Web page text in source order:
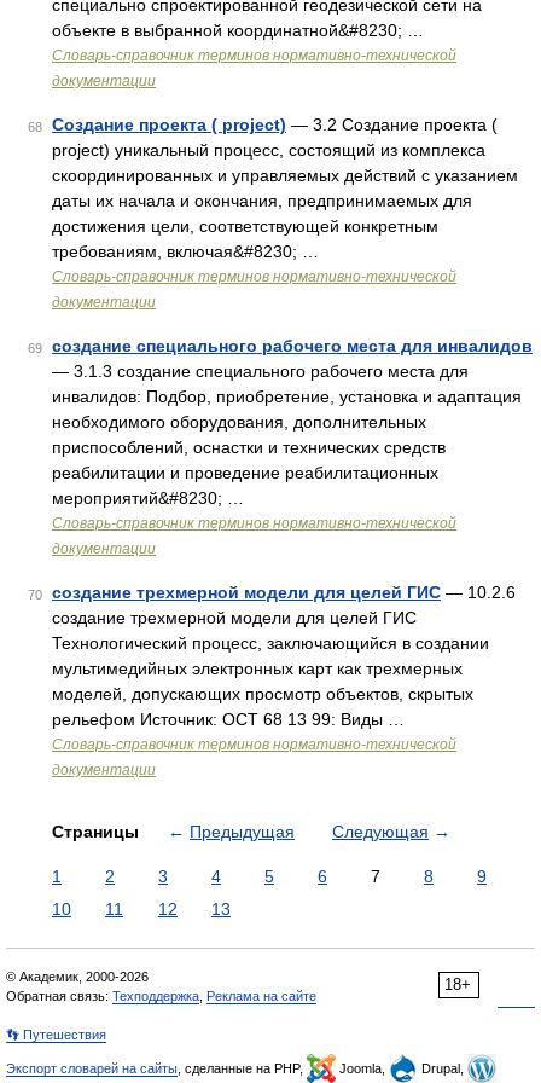
специально спроектированной геодезической сети на
объекте в выбранной координатной&#8230; …
Словарь-справочник терминов нормативно-технической
документации
68 Создание проекта ( project) — 3.2 Создание проекта (
project) уникальный процесс, состоящий из комплекса
скоординированных и управляемых действий с указанием
даты их начала и окончания, предпринимаемых для
достижения цели, соответствующей конкретным
требованиям, включая&#8230; …
Словарь-справочник терминов нормативно-технической
документации
69
создание специального рабочего места для инвалидов
— 3.1.3 создание специального рабочего места для
инвалидов: Подбор, приобретение, установка и адаптация
необходимого оборудования, дополнительных
приспособлений, оснастки и технических средств
реабилитации и проведение реабилитационных
мероприятий&#8230; …
Словарь-справочник терминов нормативно-технической
документации
70 создание трехмерной модели для целей ГИС — 10.2.6
создание трехмерной модели для целей ГИС
Технологический процесс, заключающийся в создании
мультимедийных электронных карт как трехмерных
моделей, допускающих просмотр объектов, скрытых
рельефом Источник: ОСТ 68 13 99: Виды …
Словарь-справочник терминов нормативно-технической
документации
Страницы ← Предыдущая Следующая →
1 2 3 4 5 6 7 8
9
10
11 12 13
18+
© Академик, 2000-2026
Обратная связь: Техподдержка Реклама на сайте
👣 Путешествия
Экспорт словарей на сайты , сделанные на PHP, Joomla,
Drupal,